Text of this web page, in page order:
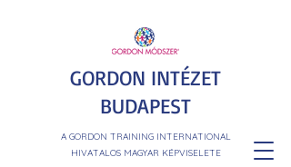
GORDON INTÉZET
BUDAPEST
A GORDON TRAINING INTERNATIONAL
HIVATALOS MAGYAR KÉPVISELETE